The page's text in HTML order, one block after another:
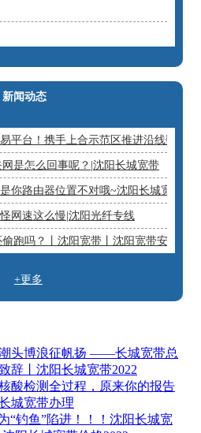
新闻动态
平台！携手上合示范区推进沿线数字
是怎么回事呢？|沈阳长城宽带
你路由器位置不对哦~沈阳长城宽带
网速这么慢|沈阳光纤专线
跑吗？丨沈阳宽带丨沈阳宽带安装
+更多
头博浪征帆扬 ——长城宽带总
辞丨沈阳长城宽带2022
酸检测全过程，原来你的报告
城宽带办理
“钓鱼”陷进！！！沈阳长城宽